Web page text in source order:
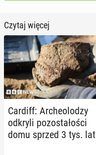
Czytaj więcej
Cardiff: Ar­che­olo­dzy
odkryli po­zo­sta­ło­ści
domu sprzed 3 tys. lat